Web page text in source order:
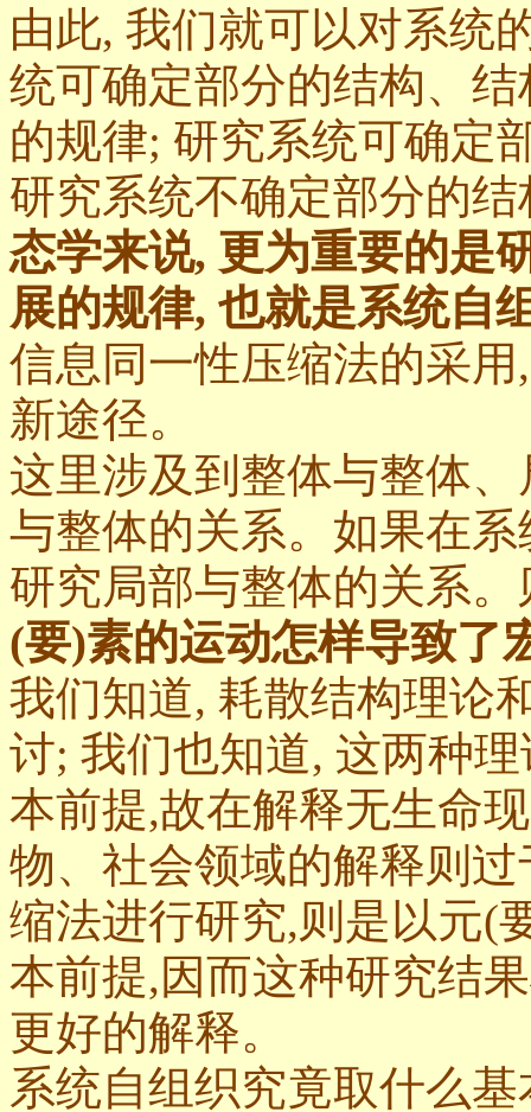
由此, 我们就可以对系统
统可确定部分的结构、
的规律; 研究系统可确定
研究系统不确定部分的
态学来说, 更为重要的是
展的规律, 也就是系统自
信息同一性压缩法的采
新途径。
这里涉及到整体与整体
与整体的关系。如果在
研究局部与整体的关系
(要)素的运动怎样导致了
我们知道, 耗散结构理论
讨; 我们也知道, 这两种
本前提,故在解释无生命
物、社会领域的解释则
缩法进行研究,则是以元(
本前提,因而这种研究结
更好的解释。
系统自组织究竟取什么